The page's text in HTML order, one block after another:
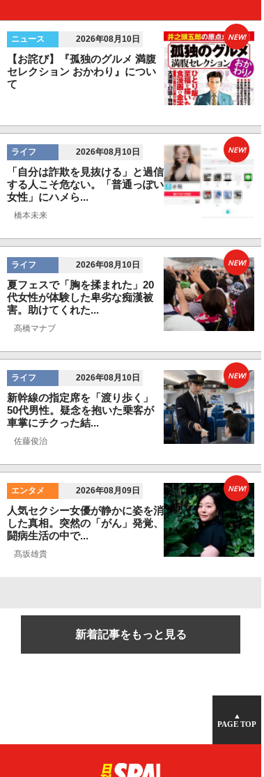
ニュース 2026年08月10日
【お詫び】『孤独のグルメ 満腹
セレクション おかわり』につい
て
NEW!
ライフ 2026年08月10日
「自分は詐欺を見抜ける」と過信
する人こそ危ない。「普通っぽい
女性」にハメら...
橋本未来
NEW!
ライフ 2026年08月10日
夏フェスで「胸を揉まれた」20
代女性が体験した卑劣な痴漢被
害。助けてくれた...
高橋マナブ
NEW!
ライフ 2026年08月10日
新幹線の指定席を「渡り歩く」
50代男性。疑念を抱いた乗客が
車掌にチクった結...
佐藤俊治
NEW!
エンタメ 2026年08月09日
人気セクシー女優が静かに姿を消
した真相。突然の「がん」発覚、
闘病生活の中で...
髙坂雄貴
NEW!
新着記事をもっと見る
▲
PAGE TOP